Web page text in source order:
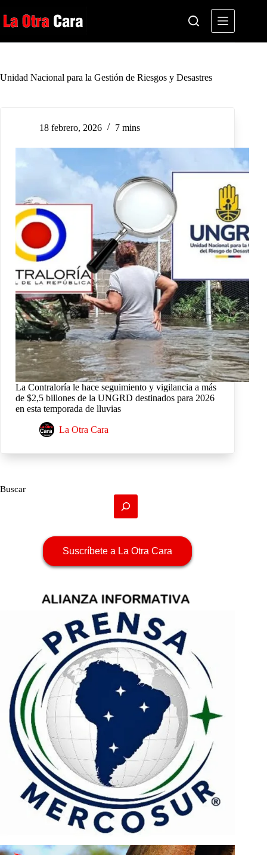
al
contenido
Unidad Nacional para la Gestión de Riesgos y Desastres
18 febrero, 2026 7 mins
La Contraloría le hace seguimiento y vigilancia a más
de $2,5 billones de la UNGRD destinados para 2026
en esta temporada de lluvias
La Otra Cara
Buscar
Suscríbete a La Otra Cara